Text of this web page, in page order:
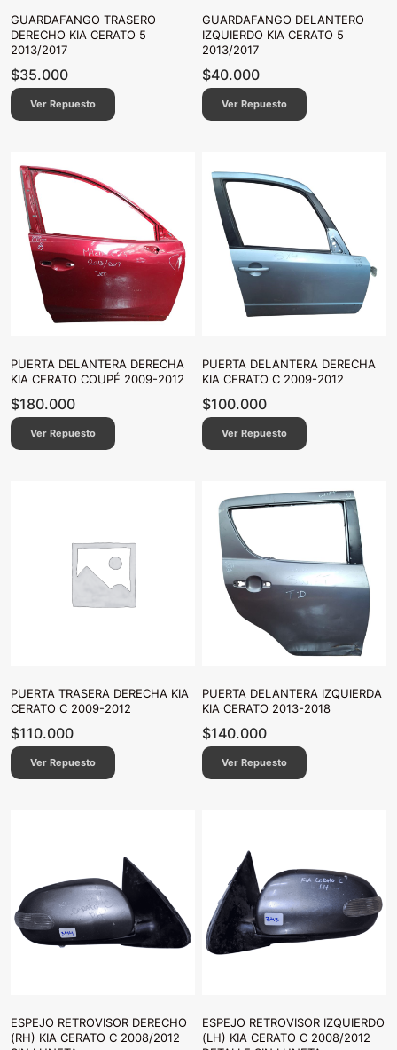
GUARDAFANGO TRASERO
DERECHO KIA CERATO 5
2013/2017
$35.000
Ver Repuesto
GUARDAFANGO DELANTERO
IZQUIERDO KIA CERATO 5
2013/2017
$40.000
Ver Repuesto
PUERTA DELANTERA DERECHA
KIA CERATO COUPÉ 2009-2012
$180.000
Ver Repuesto
PUERTA DELANTERA DERECHA
KIA CERATO C 2009-2012
$100.000
Ver Repuesto
PUERTA TRASERA DERECHA KIA
CERATO C 2009-2012
$110.000
Ver Repuesto
PUERTA DELANTERA IZQUIERDA
KIA CERATO 2013-2018
$140.000
Ver Repuesto
ESPEJO RETROVISOR DERECHO
(RH) KIA CERATO C 2008/2012
ESPEJO RETROVISOR IZQUIERDO
(LH) KIA CERATO C 2008/2012